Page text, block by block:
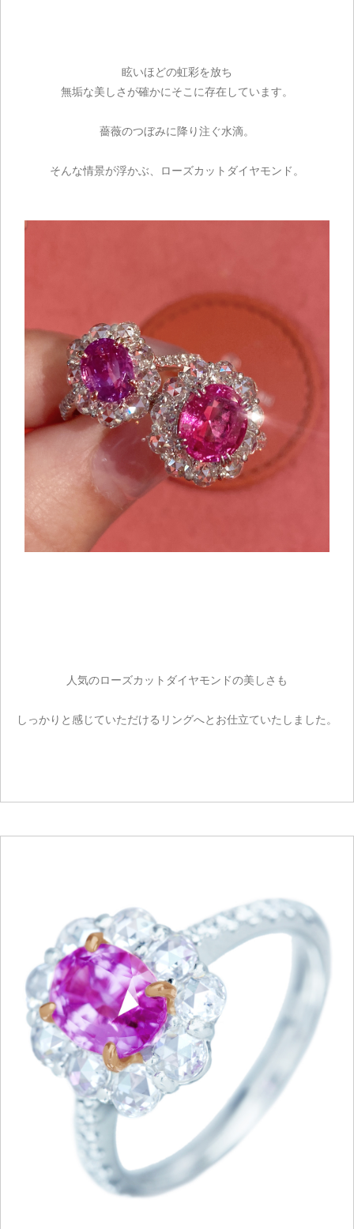
眩いほどの虹彩を放ち
無垢な美しさが確かにそこに存在しています。
薔薇のつぼみに降り注ぐ水滴。
そんな情景が浮かぶ、ローズカットダイヤモンド。
人気のローズカットダイヤモンドの美しさも
しっかりと感じていただけるリングへとお仕立ていたしました。